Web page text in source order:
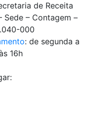
de Receita
Sede – Contagem –
000
: de segunda a
16h